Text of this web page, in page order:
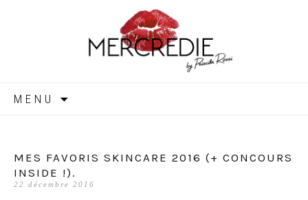
MERCREDIE
MENU
MES FAVORIS SKINCARE 2016 (+ CONCOURS
INSIDE !).
22 décembre 2016